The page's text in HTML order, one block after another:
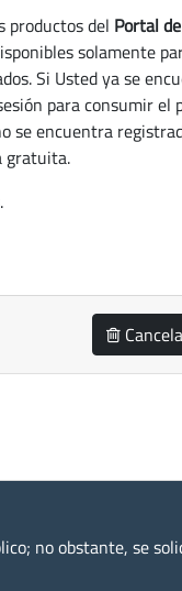
productos del Portal
solamente
Si Usted ya se
para consumir el
se encuentra
gratuita.
Cancela
no obstante, se